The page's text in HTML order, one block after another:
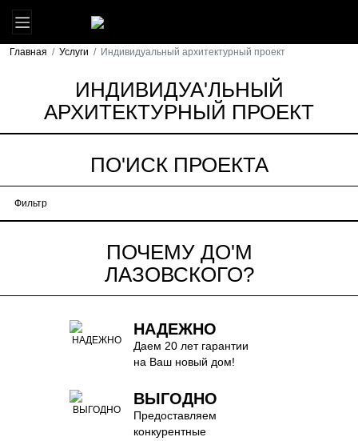
Главная Услуги Индивидуальный архитектурный проект
ИНДИВИДУА'ЛЬНЫЙ
АРХИТЕКТУРНЫЙ ПРОЕКТ
ПО'ИСК ПРОЕКТА
Фильтр
ПОЧЕМУ ДО'М
ЛАЗОВСКОГО?
НАДЕЖНО
Даем 20 лет гарантии
на Ваш новый дом!
ВЫГОДНО
Предоставляем
конкурентные